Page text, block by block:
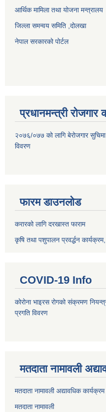
आर्थिक मामिला तथा योजना मन्त्रालय
जिल्ला समन्वय समिति ,दोलखा
नेपाल सरकारको पोर्टल
प्रधानमन्त्री रोजगार
२०७६/०७७ को लागि बेरोजगार सुचिमा
विवरण
फारम डाउनलोड
करारको लागि दरखास्त फाराम
कृषि तथा पशुपालन प्रवर्द्धन
COVID-19 Info
कोरोना भाइरस रोगको संक्रमण
प्रगति विवरण
मतदाता नामावली
मतदाता नामावली अद्यावधिक
मतदाता नामावली